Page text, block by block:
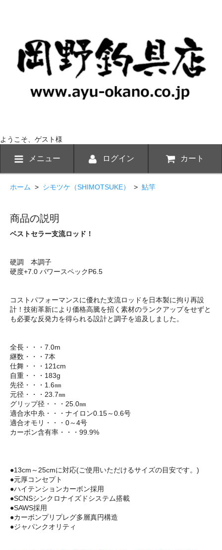
ようこそ、ゲスト様
メニュー ログイン カート
ホーム > シモツケ（SHIMOTSUKE） > 鮎竿
商品の説明
ベストセラー支流ロッド！
硬調 本調子
硬度+7.0 パワースペックP6.5
コストパフォーマンスに優れた支流ロッドを日本製に拘り再設
計！技術革新により価格高騰を招く素材のランクアップをせずと
も必要な反発力を得られる設計と調子を追及しました。
全長・・・7.0m
継数・・・7本
仕舞・・・121cm
自重・・・183g
先径・・・1.6㎜
元径・・・23.7㎜
グリップ径・・・25.0㎜
適合水中糸・・・ナイロン0.15～0.6号
適合オモリ・・・0～4号
カーボン含有率・・・99.9%
●13cm～25cmに対応(ご使用いただけるサイズの目安です。)
●元厚コンセプト
●ハイテンションカーボン採用
●SCNSシンクロナイズドシステム搭載
●SAWS採用
●カーボンプリプレグ多層真円構造
●ジャパンクオリティ